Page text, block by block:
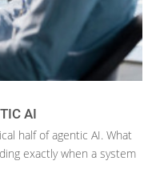
AI
half of agentic AI. What
exactly when a system